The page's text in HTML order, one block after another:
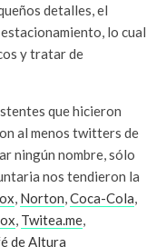
detalles, el
lo cual
y tratar de
que hicieron
al menos twitters de
ningún nombre, sólo
nos tendieron la
Norton Coca-Cola
Twitea.me
de Altura